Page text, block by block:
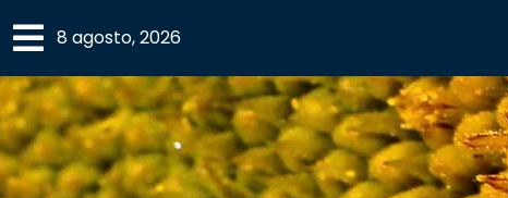
×
SECCIONES
ACADEMIA
8 agosto, 2026